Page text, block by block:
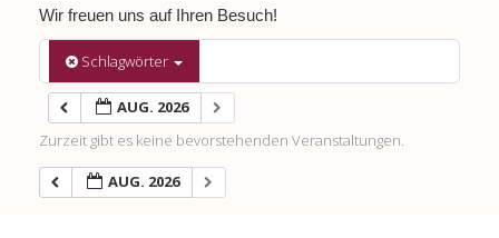
Wir freuen uns auf Ihren Besuch!
Schlagwörter
AUG. 2026
Zurzeit gibt es keine bevorstehenden Veranstaltungen.
AUG. 2026